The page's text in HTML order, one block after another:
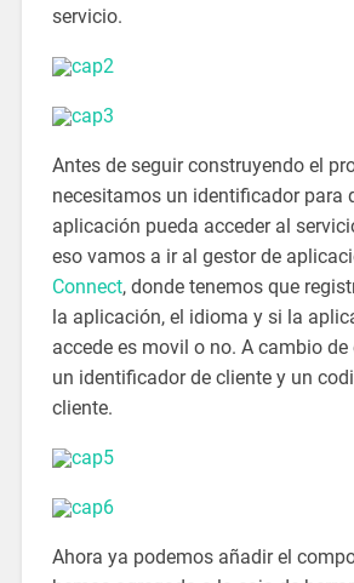
servicio.
Antes de seguir construyendo el
necesitamos un identificador para
aplicación pueda acceder al
eso vamos a ir al gestor de
Connect, donde tenemos que
la aplicación, el idioma y si la
accede es movil o no. A cambio
un identificador de cliente y un
cliente.
Ahora ya podemos añadir el